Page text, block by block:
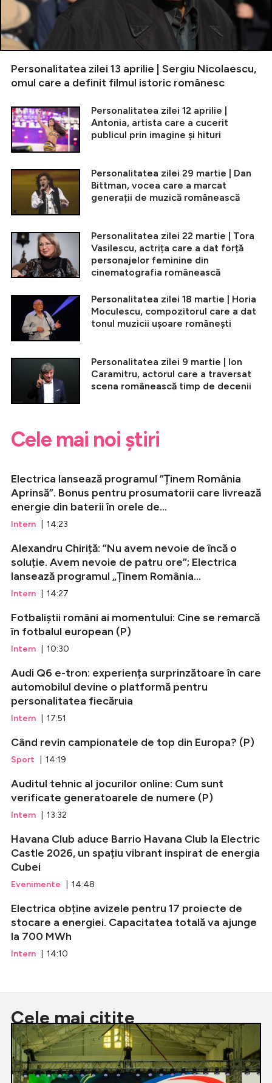
Personalitatea zilei 13 aprilie | Sergiu Nicolaescu,
omul care a definit filmul istoric românesc
Personalitatea zilei 12 aprilie |
Antonia, artista care a cucerit
publicul prin imagine și hituri
Personalitatea zilei 29 martie | Dan
Bittman, vocea care a marcat
generații de muzică românească
Personalitatea zilei 22 martie | Tora
Vasilescu, actrița care a dat forță
personajelor feminine din
cinematografia românească
Personalitatea zilei 18 martie | Horia
Moculescu, compozitorul care a dat
tonul muzicii ușoare românești
Personalitatea zilei 9 martie | Ion
Caramitru, actorul care a traversat
scena românească timp de decenii
Cele mai noi știri
Electrica lansează programul ”Ținem România
Aprinsă”. Bonus pentru prosumatorii care livrează
energie din baterii în orele de...
Intern | 14:23
Alexandru Chiriță: ”Nu avem nevoie de încă o
soluție. Avem nevoie de patru ore”; Electrica
lansează programul „Ținem România...
Intern | 14:27
Fotbaliștii români ai momentului: Cine se remarcă
în fotbalul european (P)
Intern | 10:30
Audi Q6 e-tron: experiența surprinzătoare în care
automobilul devine o platformă pentru
personalitatea fiecăruia
Intern | 17:51
Când revin campionatele de top din Europa? (P)
Sport | 14:19
Auditul tehnic al jocurilor online: Cum sunt
verificate generatoarele de numere (P)
Intern | 13:32
Havana Club aduce Barrio Havana Club la Electric
Castle 2026, un spațiu vibrant inspirat de energia
Cubei
Evenimente | 14:48
Electrica obține avizele pentru 17 proiecte de
stocare a energiei. Capacitatea totală va ajunge
la 700 MWh
Intern | 14:10
Cele mai citite